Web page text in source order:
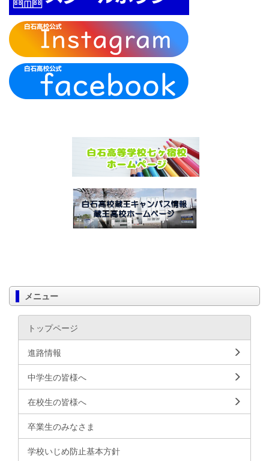
メニュー
トップページ
進路情報
中学生の皆様へ
在校生の皆様へ
卒業生のみなさま
学校いじめ防止基本方針